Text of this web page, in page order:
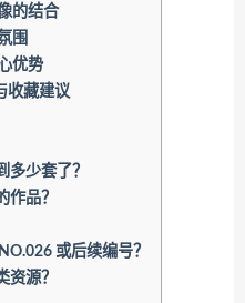
的结合
围
优势
收藏建议
多少套了？
作品？
或后续编号？
资源？